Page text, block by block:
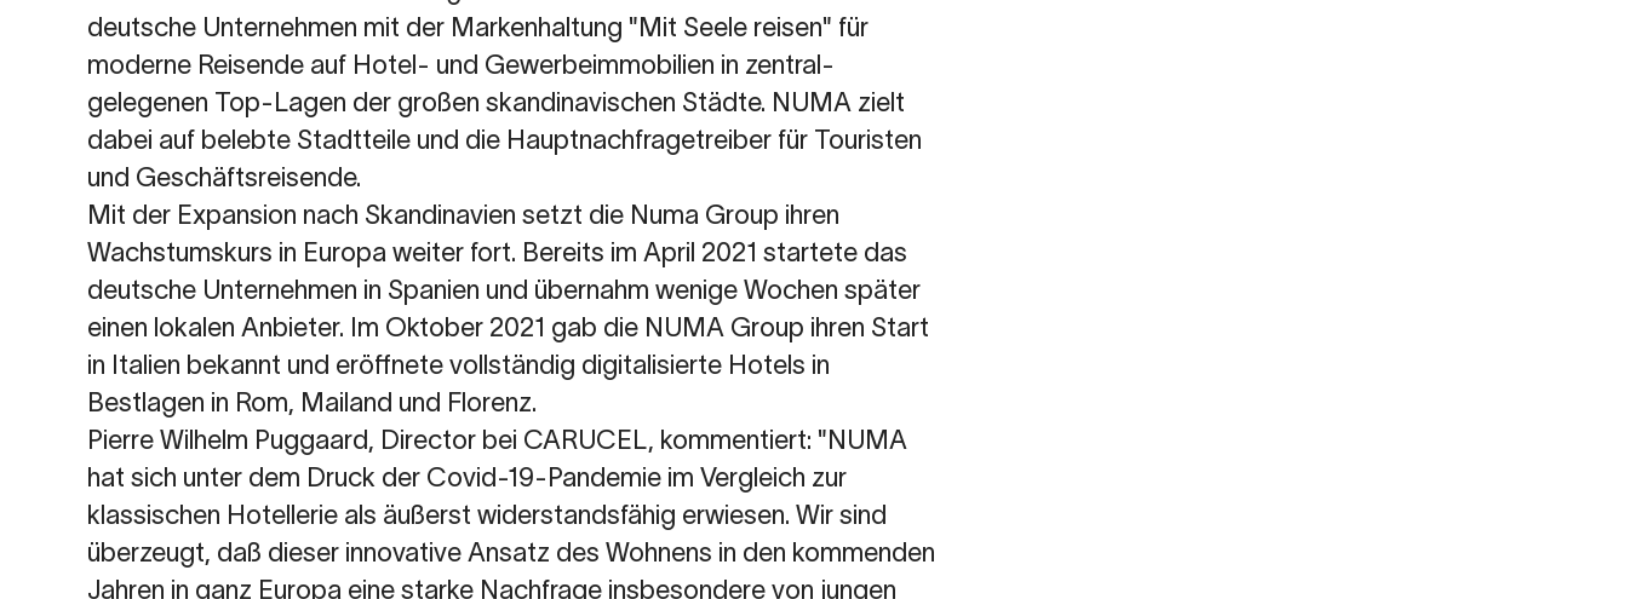
deutsche Unternehmen mit der Markenhaltung "Mit Seele reisen" für
moderne Reisende auf Hotel- und Gewerbeimmobilien in zentral-
gelegenen Top-Lagen der großen skandinavischen Städte. NUMA zielt
dabei auf belebte Stadtteile und die Hauptnachfragetreiber für Touristen
und Geschäftsreisende.
Mit der Expansion nach Skandinavien setzt die Numa Group ihren
Wachstumskurs in Europa weiter fort. Bereits im April 2021 startete das
deutsche Unternehmen in Spanien und übernahm wenige Wochen später
einen lokalen Anbieter. Im Oktober 2021 gab die NUMA Group ihren Start
in Italien bekannt und eröffnete vollständig digitalisierte Hotels in
Bestlagen in Rom, Mailand und Florenz.
Pierre Wilhelm Puggaard, Director bei CARUCEL, kommentiert: "NUMA
hat sich unter dem Druck der Covid-19-Pandemie im Vergleich zur
klassischen Hotellerie als äußerst widerstandsfähig erwiesen. Wir sind
überzeugt, daß dieser innovative Ansatz des Wohnens in den kommenden
Jahren in ganz Europa eine starke Nachfrage insbesondere von jungen